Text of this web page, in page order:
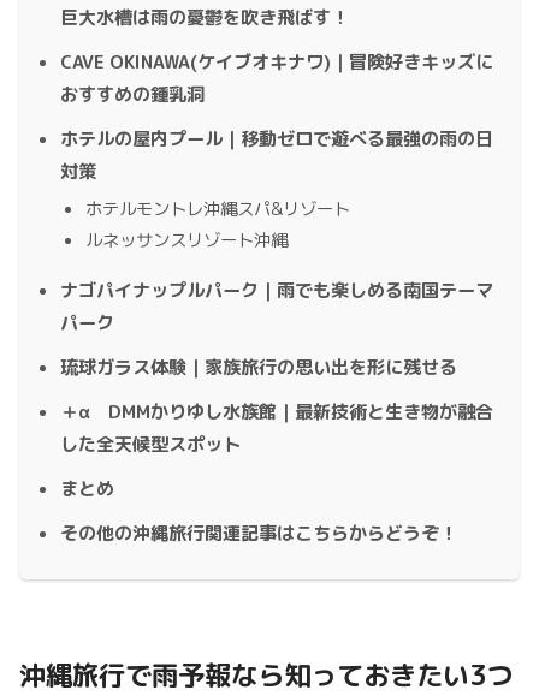
巨大水槽は雨の憂鬱を吹き飛ばす！
CAVE OKINAWA(ケイブオキナワ)｜冒険好きキッズに
おすすめの鍾乳洞
ホテルの屋内プール｜移動ゼロで遊べる最強の雨の日
対策
ホテルモントレ沖縄スパ&リゾート
ルネッサンスリゾート沖縄
ナゴパイナップルパーク｜雨でも楽しめる南国テーマ
パーク
琉球ガラス体験｜家族旅行の思い出を形に残せる
＋α DMMかりゆし水族館｜最新技術と生き物が融合
した全天候型スポット
まとめ
その他の沖縄旅行関連記事はこちらからどうぞ！
沖縄旅行で雨予報なら知っておきたい3つ